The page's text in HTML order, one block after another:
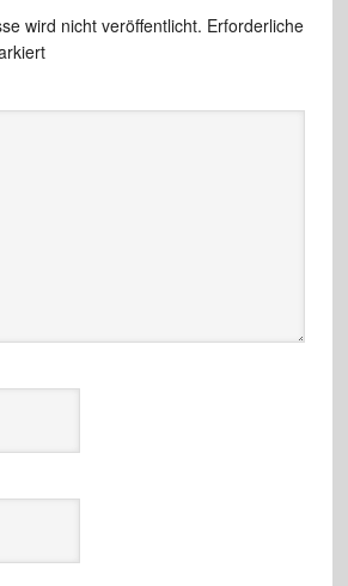
wird nicht veröffentlicht. Erforderliche